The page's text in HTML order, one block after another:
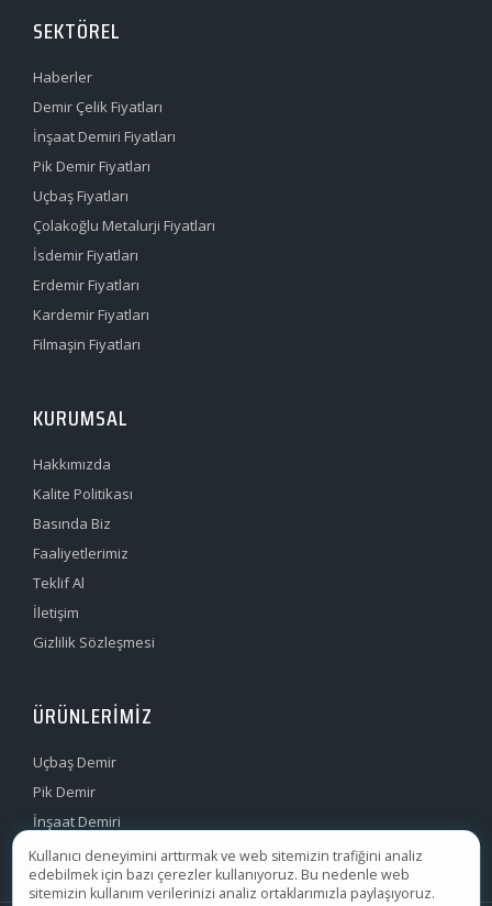
SEKTÖREL
Haberler
Demir Çelik Fiyatları
İnşaat Demiri Fiyatları
Pik Demir Fiyatları
Uçbaş Fiyatları
Çolakoğlu Metalurji Fiyatları
İsdemir Fiyatları
Erdemir Fiyatları
Kardemir Fiyatları
Filmaşin Fiyatları
KURUMSAL
Hakkımızda
Kalite Politikası
Basında Biz
Faaliyetlerimiz
Teklif Al
İletişim
Gizlilik Sözleşmesi
ÜRÜNLERIMIZ
Uçbaş Demir
Pik Demir
İnşaat Demiri
Filmaşin Demir
Kullanıcı deneyimini arttırmak ve web sitemizin trafiğini analiz
edebilmek için bazı çerezler kullanıyoruz. Bu nedenle web
sitemizin kullanım verilerinizi analiz ortaklarımızla paylaşıyoruz.